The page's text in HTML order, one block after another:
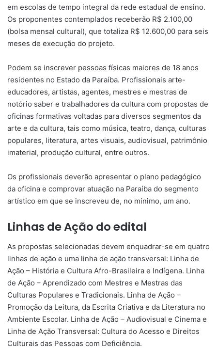
em escolas de tempo integral da rede estadual de ensino.
Os proponentes contemplados receberão R$ 2.100,00
(bolsa mensal cultural), que totaliza R$ 12.600,00 para seis
meses de execução do projeto.
Podem se inscrever pessoas físicas maiores de 18 anos
residentes no Estado da Paraíba. Profissionais arte-
educadores, artistas, agentes, mestres e mestras de
notório saber e trabalhadores da cultura com propostas de
oficinas formativas voltadas para diversos segmentos da
arte e da cultura, tais como música, teatro, dança, culturas
populares, literatura, artes visuais, audiovisual, patrimônio
imaterial, produção cultural, entre outros.
Os profissionais deverão apresentar o plano pedagógico
da oficina e comprovar atuação na Paraíba do segmento
artístico em que se inscreveu de, no mínimo, um ano.
Linhas de Ação do edital
As propostas selecionadas devem enquadrar-se em quatro
linhas de ação e uma linha de ação transversal: Linha de
Ação – História e Cultura Afro-Brasileira e Indígena. Linha
de Ação – Aprendizado com Mestres e Mestras das
Culturas Populares e Tradicionais. Linha de Ação –
Promoção da Leitura, da Escrita Criativa e da Literatura no
Ambiente Escolar. Linha de Ação – Audiovisual e Cinema e
Linha de Ação Transversal: Cultura do Acesso e Direitos
Culturais das Pessoas com Deficiência.